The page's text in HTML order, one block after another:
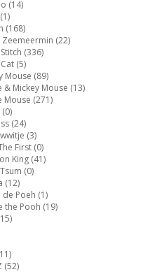
(14)
(1)
(168)
Zeemeermin (22)
(336)
(5)
Mouse (89)
& Mickey Mouse (13)
Mouse (271)
(0)
(24)
(3)
First (0)
King (41)
(0)
(12)
de Poeh (1)
the Pooh (19)
(52)